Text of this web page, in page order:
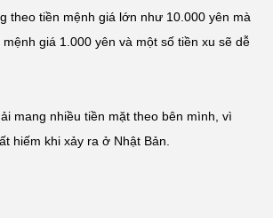
theo tiền mệnh giá lớn như 10.000 yên mà
giá 1.000 yên và một số tiền xu sẽ dễ
mang nhiều tiền mặt theo bên mình, vì
hiếm khi xảy ra ở Nhật Bản.